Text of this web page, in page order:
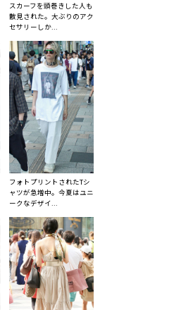
スカーフを頭巻きした人も
散見された。大ぶりのアク
セサリーしか...
フォトプリントされたTシ
ャツが急増中。今夏はユニ
ークなデザイ...